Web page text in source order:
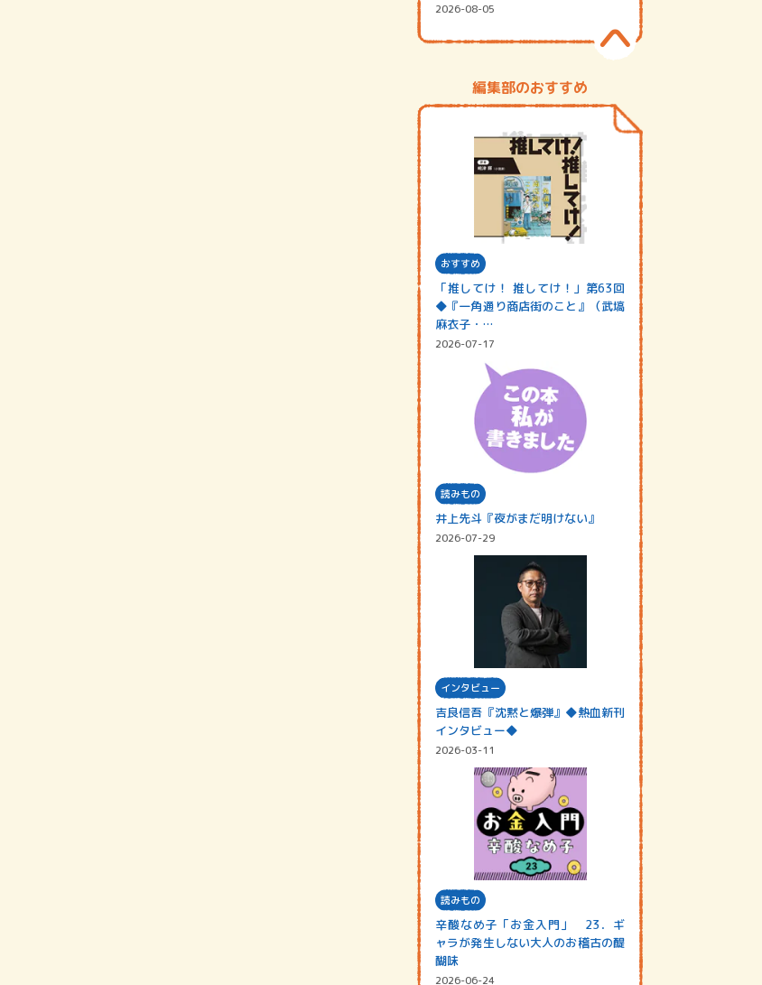
2026-08-05
編集部のおすすめ
おすすめ
「推してけ！ 推してけ！」第63回
◆『一角通り商店街のこと』（武塙
麻衣子・…
2026-07-17
読みもの
井上先斗『夜がまだ明けない』
2026-07-29
インタビュー
吉良信吾『沈黙と爆弾』◆熱血新刊
インタビュー◆
2026-03-11
読みもの
辛酸なめ子「お金入門」 23．ギ
ャラが発生しない大人のお稽古の醍
醐味
2026-06-24